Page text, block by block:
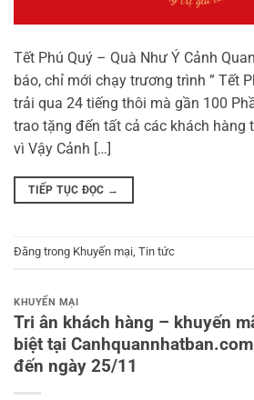
Tết Phú Quý – Quà Như Ý Cảnh
báo, chỉ mới chạy trương trình ” Tết
trải qua 24 tiếng thôi mà gần 100
trao tặng đến tất cả các khách hàng
vì Vậy Cảnh […]
TIẾP TỤC ĐỌC →
Đăng trong Khuyến mại Tin tức
KHUYẾN MẠI
Tri ân khách hàng – khuyến
biệt tại
đến ngày 25/11